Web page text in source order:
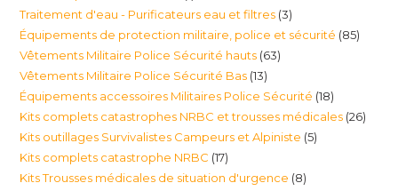
produit
Traitement d'eau - Purificateurs eau et filtres 33
produits
Équipements de protection militaire, police et sécurité 8585
Vêtements Militaire Police Sécurité hauts 6363
Vêtements Militaire Police Sécurité Bas 1313
produits
Équipements accessoires Militaires Police Sécurité 1818
produits
Kits complets catastrophes NRBC et trousses médicales 2626
Kits outillages Survivalistes Campeurs et Alpiniste 55
Kits complets catastrophe NRBC 1717
produits
Kits Trousses médicales de situation d'urgence 88